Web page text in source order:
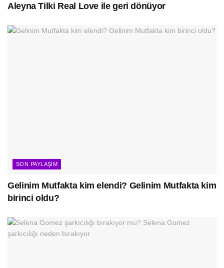
Aleyna Tilki Real Love ile geri dönüyor
SON PAYLAŞIM
Gelinim Mutfakta kim elendi? Gelinim Mutfakta kim
birinci oldu?